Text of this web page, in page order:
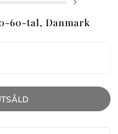
60-tal, Danmark